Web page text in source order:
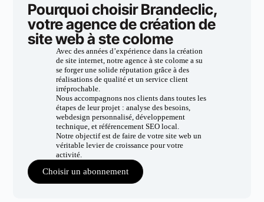
Pourquoi choisir Brandeclic,
votre agence de création de
site web à ste colome
Avec des années d’expérience dans la création
de site internet, notre agence à ste colome a su
se forger une solide réputation grâce à des
réalisations de qualité et un service client
irréprochable.
Nous accompagnons nos clients dans toutes les
étapes de leur projet : analyse des besoins,
webdesign personnalisé, développement
technique, et référencement SEO local.
Notre objectif est de faire de votre site web un
véritable levier de croissance pour votre
activité.
Choisir un abonnement